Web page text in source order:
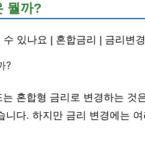
뭘까?
있나요 | 혼합금리 | 금리변
?
혼합형 금리로 변경하는 것
니다. 하지만 금리 변경에는